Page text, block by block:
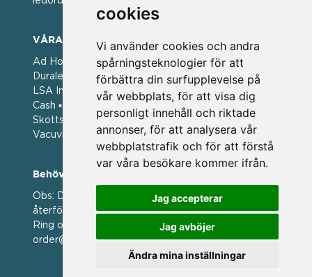
cookies
Vi använder cookies och andra
spårningsteknologier för att
förbättra din surfupplevelse på
vår webbplats, för att visa dig
personligt innehåll och riktade
annonser, för att analysera vår
webbplatstrafik och för att förstå
var våra besökare kommer ifrån.
Jag accepterar
Jag avböjer
Ändra mina inställningar
VÅRA VARUMÄRKEN
Ad Hoc ▪ Bialetti ▪ Cole & Mason ▪ Caps Me ▪
Duralex ▪ Forged ▪ G3 Ferrari ▪ Ken Hom ▪ Kilner ▪
LSA International ▪ Laguiole Style de Vie ▪ Mason
Cash ▪ Pintinox ▪ Plate-it ▪ Price and Kengsington ▪
Skottsberg ▪ Scandinavian Home ▪ Style de Vie ▪
Vacuvin ▪ Viners ▪ Zack ▪ Zyliss
Behöver du hjälp att beställa?
Obs: Detta är en webshop enbart för våra
återförsäljare.
Ring oss på 036 369070 eller mejla till oss på
order@magasin.nu